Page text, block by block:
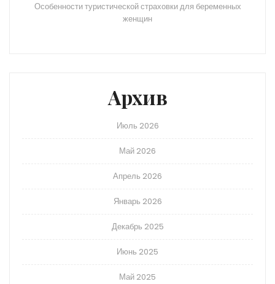
Особенности туристической страховки для беременных
женщин
Архив
Июль 2026
Май 2026
Апрель 2026
Январь 2026
Декабрь 2025
Июнь 2025
Май 2025